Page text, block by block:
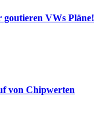
VWs Pläne!
von Chipwerten